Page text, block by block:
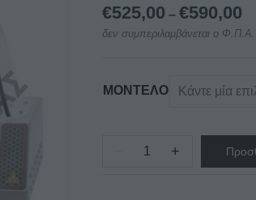
€525,00 – €590,00
δεν συμπεριλαμβάνεται ο
ΜΟΝΤΕΛΟ
+